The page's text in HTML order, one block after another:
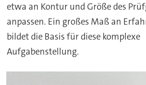
etwa an Kontur und Größe des
anpassen. Ein großes Maß an
bildet die Basis für diese komplexe
Aufgabenstellung.